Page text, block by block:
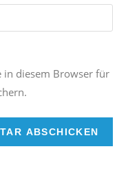
in diesem Browser für